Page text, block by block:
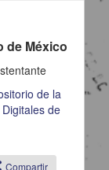
de México
de la
de
Compartir